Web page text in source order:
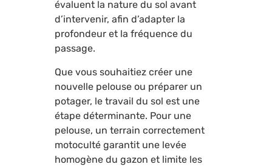
évaluent la nature du sol avant
d’intervenir, afin d’adapter la
profondeur et la fréquence du
passage.
Que vous souhaitiez créer une
nouvelle pelouse ou préparer un
potager, le travail du sol est une
étape déterminante. Pour une
pelouse, un terrain correctement
motoculté garantit une levée
homogène du gazon et limite les